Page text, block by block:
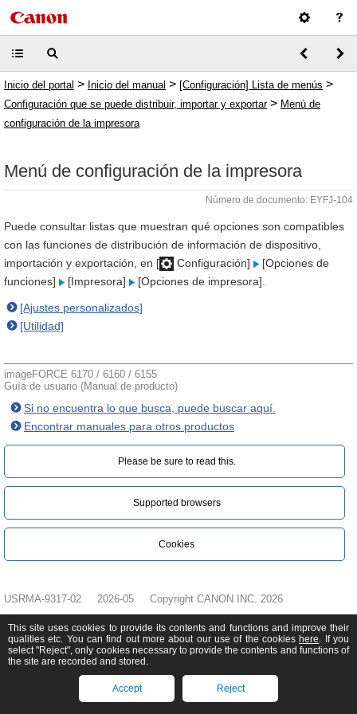
Inicio del portal > Inicio del manual > [Configuración] Lista de menús >
Configuración que se puede distribuir, importar y exportar> Menú de
configuración de la impresora
Menú de configuración de la impresora
Número de documento: EYFJ-104
Puede consultar listas que muestran qué opciones son compatibles
con las funciones de distribución de información de dispositivo,
importación y exportación, en [
Configuración]
[Opciones de
funciones]
[Impresora] [Opciones de impresora].
[Ajustes personalizados]
[Utilidad]
imageFORCE 6170 / 6160 / 6155
Guía de usuario (Manual de producto)
Si no encuentra lo que busca, puede buscar aquí.
Encontrar manuales para otros productos
Please be sure to read this.‎
Supported browsers
Cookies
USRMA-9317-02 2026-05 Copyright CANON INC. 2026
This site uses cookies to provide its contents and functions and improve their
qualities etc. You can find out more about our use of the cookies here. If you
select "Reject", only cookies necessary to provide the contents and functions of
the site are recorded and stored.
Accept Reject